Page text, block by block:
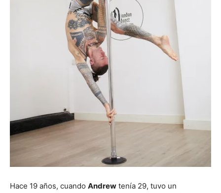
Hace 19 años, cuando Andrew tenía 29, tuvo un